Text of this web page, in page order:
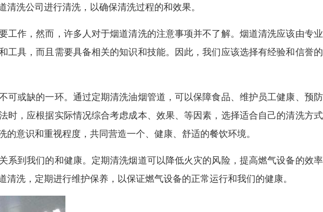
洗公司进行清洗，以确保清洗过程的和效果。
工作，然而，许多人对于烟道清洗的注意事项并不了解。烟道清洗应该由专
工具，而且需要具备相关的知识和技能。因此，我们应该选择有经验和信誉
可或缺的一环。通过定期清洗油烟管道，可以保障食品、维护员工健康、预
时，应根据实际情况综合考虑成本、效果、等因素，选择适合自己的清洗方
意识和重视程度，共同营造一个、健康、舒适的餐饮环境。
系到我们的和健康。定期清洗烟道可以降低火灾的风险，提高燃气设备的效
洗，定期进行维护保养，以保证燃气设备的正常运行和我们的健康。